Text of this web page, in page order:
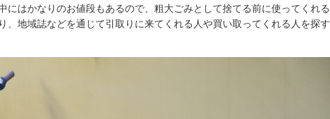
にはかなりのお値段もあるので、粗大ごみとして捨てる前に使ってくれる
、地域誌などを通じて引取りに来てくれる人や買い取ってくれる人を探す